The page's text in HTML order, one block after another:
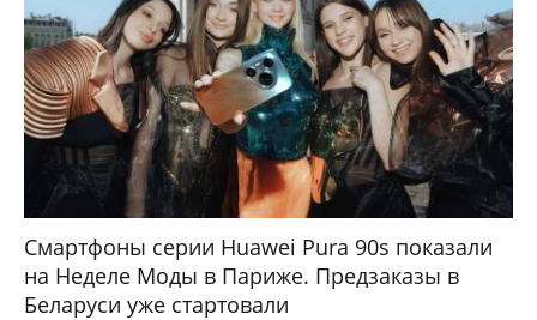
Смартфоны серии Huawei Pura 90s показали
на Неделе Моды в Париже. Предзаказы в
Беларуси уже стартовали